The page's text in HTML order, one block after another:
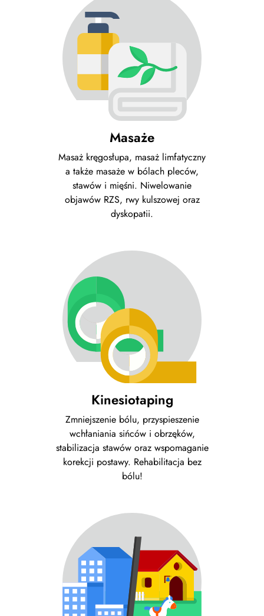
Masaże
Masaż kręgosłupa, masaż limfatyczny
a także masaże w bólach pleców,
stawów i mięśni. Niwelowanie
objawów RZS, rwy kulszowej oraz
dyskopatii.
Kinesiotaping
Zmniejszenie bólu, przyspieszenie
wchłaniania sińców i obrzęków,
stabilizacja stawów oraz wspomaganie
korekcji postawy. Rehabilitacja bez
bólu!